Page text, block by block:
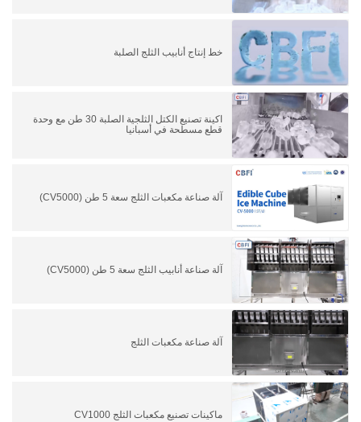
خط إنتاج أنابيب الثلج الصلبة
اكينة تصنيع الكتل الثلجية الصلبة 30 طن مع وحدة
قطع مسطحة في أسبانيا
آلة صناعة مكعبات الثلج سعة 5 طن (CV5000)
آلة صناعة أنابيب الثلج سعة 5 طن (CV5000)
آلة صناعة مكعبات الثلج
ماكينات تصنيع مكعبات الثلج CV1000